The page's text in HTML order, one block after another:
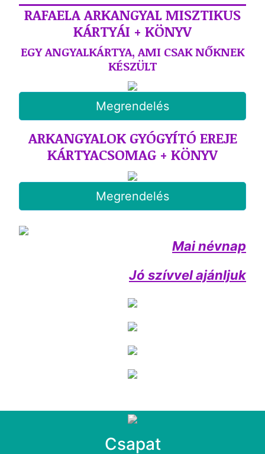
RAFAELA ARKANGYAL MISZTIKUS
KÁRTYÁI + KÖNYV
EGY ANGYALKÁRTYA, AMI CSAK NŐKNEK
KÉSZÜLT
Megrendelés
ARKANGYALOK GYÓGYÍTÓ EREJE
KÁRTYACSOMAG + KÖNYV
Megrendelés
Mai névnap
Jó szívvel ajánljuk
Csapat